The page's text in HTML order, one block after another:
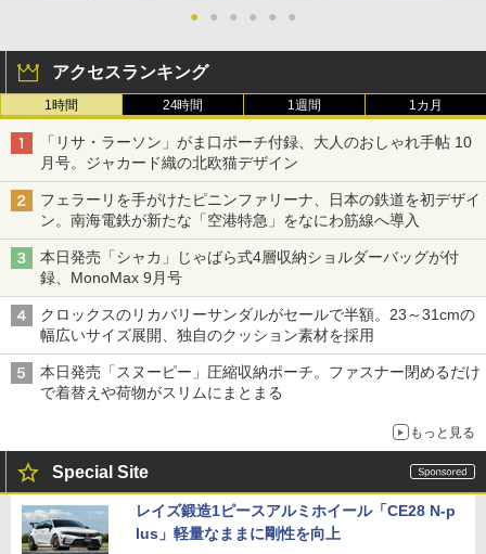
● ● ● ● ● ●
アクセスランキング
1時間 24時間 1週間 1カ月
「リサ・ラーソン」がま口ポーチ付録、大人のおしゃれ手帖 10
月号。ジャカード織の北欧猫デザイン
フェラーリを手がけたピニンファリーナ、日本の鉄道を初デザイ
ン。南海電鉄が新たな「空港特急」をなにわ筋線へ導入
本日発売「シャカ」じゃばら式4層収納ショルダーバッグが付
録、MonoMax 9月号
クロックスのリカバリーサンダルがセールで半額。23～31cmの
幅広いサイズ展開、独自のクッション素材を採用
本日発売「スヌーピー」圧縮収納ポーチ。ファスナー閉めるだけ
で着替えや荷物がスリムにまとまる
もっと見る
Special Site
レイズ鍛造1ピースアルミホイール「CE28 N-p
lus」軽量なままに剛性を向上